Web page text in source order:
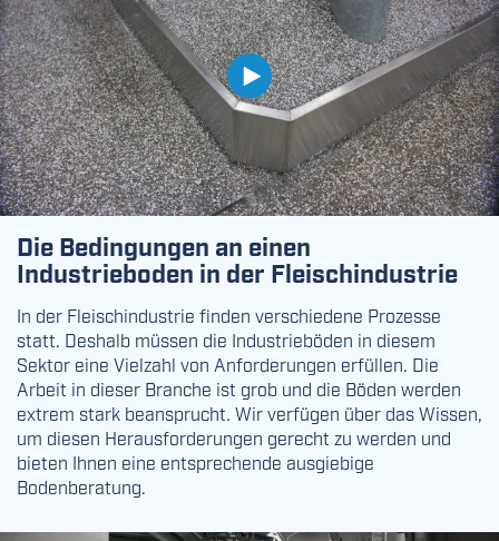
Die Bedingungen an einen
Industrieboden in der Fleischindustrie
In der Fleischindustrie finden verschiedene Prozesse
statt. Deshalb müssen die Industrieböden in diesem
Sektor eine Vielzahl von Anforderungen erfüllen. Die
Arbeit in dieser Branche ist grob und die Böden werden
extrem stark beansprucht. Wir verfügen über das Wissen,
um diesen Herausforderungen gerecht zu werden und
bieten Ihnen eine entsprechende ausgiebige
Bodenberatung.